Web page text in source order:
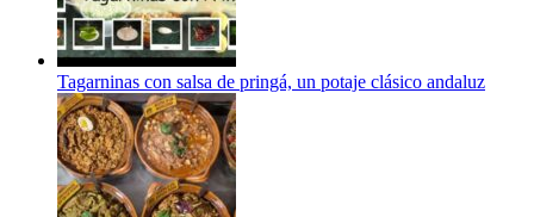
Tagarninas con salsa de pringá, un potaje clásico andaluz